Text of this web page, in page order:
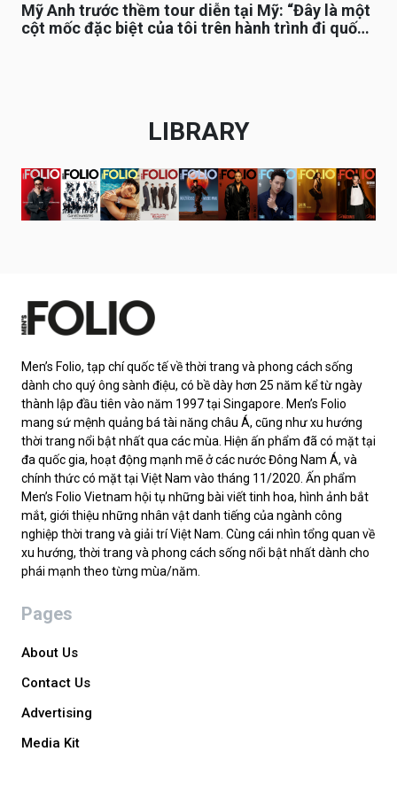
Mỹ Anh trước thềm tour diễn tại Mỹ: “Đây là một
cột mốc đặc biệt của tôi trên hành trình đi quốc
LIBRARY
Men’s Folio, tạp chí quốc tế về thời trang và phong cách sống
dành cho quý ông sành điệu, có bề dày hơn 25 năm kể từ ngày
thành lập đầu tiên vào năm 1997 tại Singapore. Men’s Folio
mang sứ mệnh quảng bá tài năng châu Á, cũng như xu hướng
thời trang nổi bật nhất qua các mùa. Hiện ấn phẩm đã có mặt tại
đa quốc gia, hoạt động mạnh mẽ ở các nước Đông Nam Á, và
chính thức có mặt tại Việt Nam vào tháng 11/2020. Ấn phẩm
Men’s Folio Vietnam hội tụ những bài viết tinh hoa, hình ảnh bắt
mắt, giới thiệu những nhân vật danh tiếng của ngành công
nghiệp thời trang và giải trí Việt Nam. Cùng cái nhìn tổng quan về
xu hướng, thời trang và phong cách sống nổi bật nhất dành cho
phái mạnh theo từng mùa/năm.
Pages
About Us
Contact Us
Advertising
Media Kit